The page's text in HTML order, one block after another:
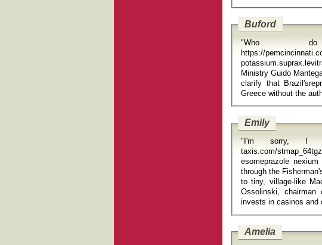
Buford
"Who
https://
Ministry Guido
clarify that
Emily
"I'm sorry, I
taxis.com/
esomeprazole nexium 20 mg "In 2005, when David Chow
through the
to tiny, village-like
Ossolinski,
Amelia